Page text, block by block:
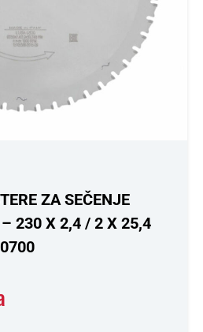
ZA SEČENJE
230 X 2,4 / 2 X 25,4